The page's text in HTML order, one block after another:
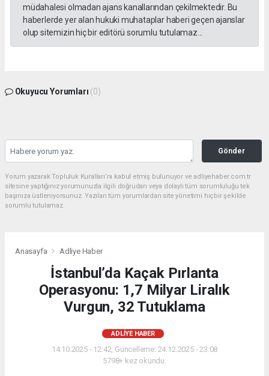
müdahalesi olmadan ajans kanallarından çekilmektedir. Bu
haberlerde yer alan hukuki muhataplar haberi geçen ajanslar
olup sitemizin hiç bir editörü sorumlu tutulamaz...
Okuyucu Yorumları (0)
Gönder
Yorum yazarak Topluluk Kuralları’nı kabul etmiş bulunuyor ve adliyehaber.com.tr
sitesine yaptığınız yorumunuzla ilgili doğrudan veya dolaylı tüm sorumluluğu tek
başınıza üstleniyorsunuz. Yazılan tüm yorumlardan site yönetimi hiçbir şekilde
sorumlu tutulamaz.
Anasayfa Adliye Haber
İstanbul’da Kaçak Pırlanta
Operasyonu: 1,7 Milyar Liralık
Vurgun, 32 Tutuklama
ADLIYE HABER
14.10.2025 - 12:42, Güncelleme: 24.12.2025 - 23:08
5798+ kez okundu.